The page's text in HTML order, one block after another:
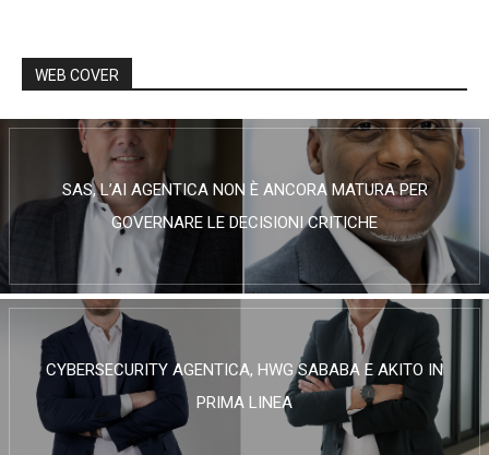
WEB COVER
SAS, L’AI AGENTICA NON È ANCORA MATURA PER
GOVERNARE LE DECISIONI CRITICHE
CYBERSECURITY AGENTICA, HWG SABABA E AKITO IN
PRIMA LINEA